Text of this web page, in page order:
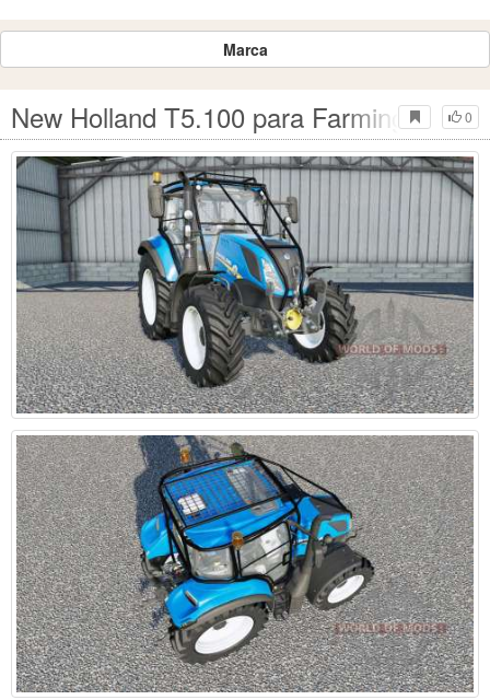
Marca
0
New Holland T5.100 para Farming